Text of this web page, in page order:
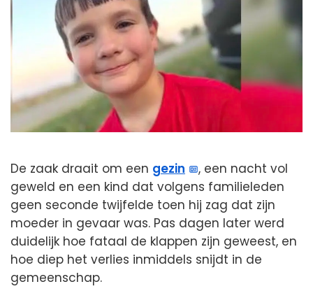
De zaak draait om een gezin
, een nacht vol
geweld en een kind dat volgens familieleden
geen seconde twijfelde toen hij zag dat zijn
moeder in gevaar was. Pas dagen later werd
duidelijk hoe fataal de klappen zijn geweest, en
hoe diep het verlies inmiddels snijdt in de
gemeenschap.